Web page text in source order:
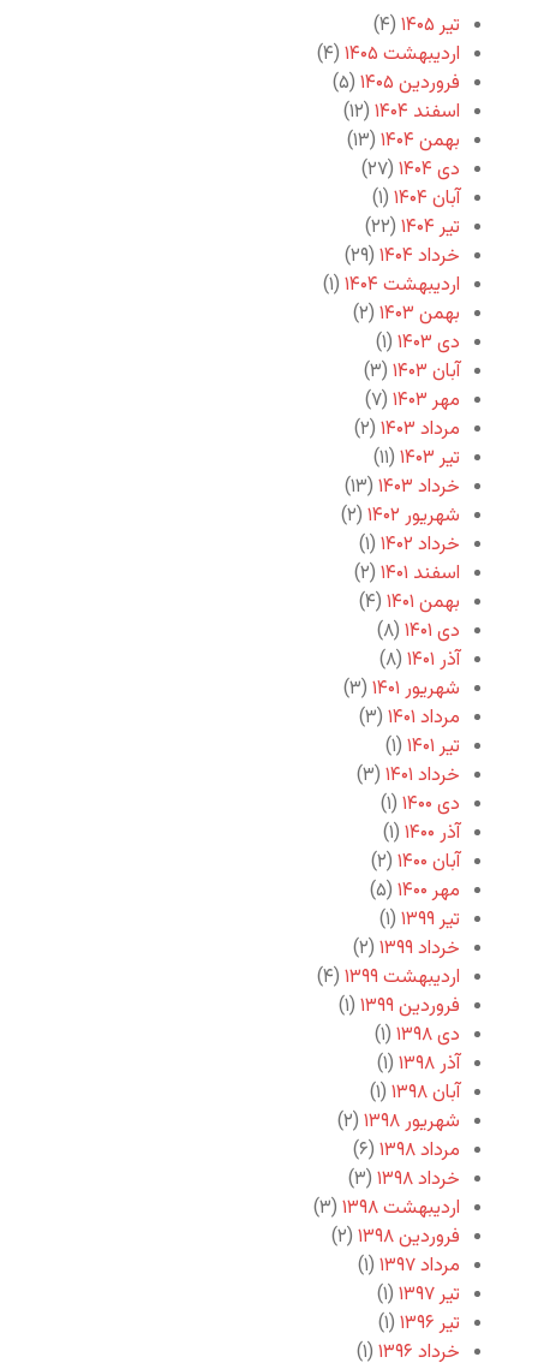
تیر ۱۴۰۵
(۴)
اردیبهشت ۱۴۰۵
(۴)
فروردین ۱۴۰۵
(۵)
اسفند ۱۴۰۴
(۱۲)
بهمن ۱۴۰۴
(۱۳)
دی ۱۴۰۴
(۲۷)
آبان ۱۴۰۴
(۱)
تیر ۱۴۰۴
(۲۲)
خرداد ۱۴۰۴
(۲۹)
اردیبهشت ۱۴۰۴
(۱)
بهمن ۱۴۰۳
(۲)
دی ۱۴۰۳
(۱)
آبان ۱۴۰۳
(۳)
مهر ۱۴۰۳
(۷)
مرداد ۱۴۰۳
(۲)
تیر ۱۴۰۳
(۱۱)
خرداد ۱۴۰۳
(۱۳)
شهریور ۱۴۰۲
(۲)
خرداد ۱۴۰۲
(۱)
اسفند ۱۴۰۱
(۲)
بهمن ۱۴۰۱
(۴)
دی ۱۴۰۱
(۸)
آذر ۱۴۰۱
(۸)
شهریور ۱۴۰۱
(۳)
مرداد ۱۴۰۱
(۳)
تیر ۱۴۰۱
(۱)
خرداد ۱۴۰۱
(۳)
دی ۱۴۰۰
(۱)
آذر ۱۴۰۰
(۱)
آبان ۱۴۰۰
(۲)
مهر ۱۴۰۰
(۵)
تیر ۱۳۹۹
(۱)
خرداد ۱۳۹۹
(۲)
اردیبهشت ۱۳۹۹
(۴)
فروردین ۱۳۹۹
(۱)
دی ۱۳۹۸
(۱)
آذر ۱۳۹۸
(۱)
آبان ۱۳۹۸
(۱)
شهریور ۱۳۹۸
(۲)
مرداد ۱۳۹۸
(۶)
خرداد ۱۳۹۸
(۳)
اردیبهشت ۱۳۹۸
(۳)
فروردین ۱۳۹۸
(۲)
مرداد ۱۳۹۷
(۱)
تیر ۱۳۹۷
(۱)
تیر ۱۳۹۶
(۱)
خرداد ۱۳۹۶
(۱)